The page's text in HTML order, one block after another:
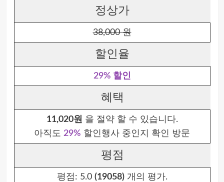
정상가
38,000 원
할인율
29% 할인
혜택
11,020원 을 절약 할 수 있습니다.
아직도 29% 할인행사 중인지 확인 방문
평점
평점: 5.0 (19058)개의 평가.